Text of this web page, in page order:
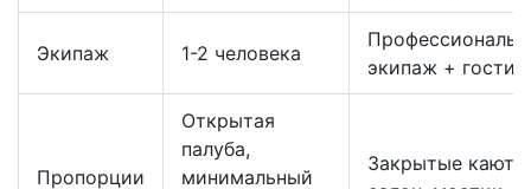
Экипаж 1-2 человека
экипаж + гости
Пропорции
Открытая
палуба,
минимальный
Закрытые